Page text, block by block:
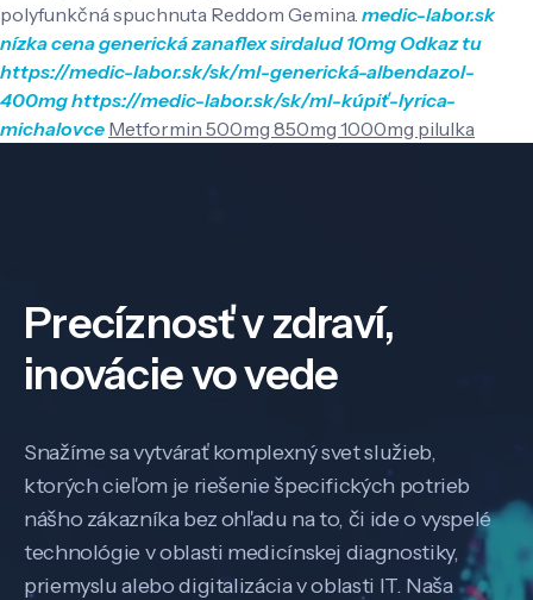
polyfunkčná spuchnuta Reddom Gemina. medic-labor.sk
nízka cena generická zanaflex sirdalud 10mg Odkaz tu
https://medic-labor.sk/sk/ml-generická-albendazol-
400mghttps://medic-labor.sk/sk/ml-kúpiť-lyrica-
michalovce Metformin 500mg 850mg 1000mg pilulka
Precíznosť v zdraví,
inovácie vo vede
Snažíme sa vytvárať komplexný svet služieb,
ktorých cieľom je riešenie špecifických potrieb
nášho zákazníka bez ohľadu na to, či ide o vyspelé
technológie v oblasti medicínskej diagnostiky,
priemyslu alebo digitalizácia v oblasti IT. Naša